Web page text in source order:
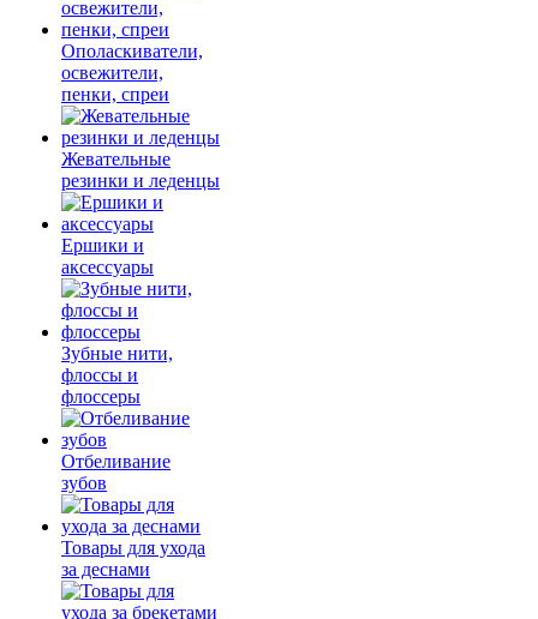
Ополаскиватели,
освежители,
пенки, спреи
Жевательные
резинки и леденцы
Ершики и
аксессуары
Зубные нити,
флоссы и
флоссеры
Отбеливание
зубов
Товары для ухода
за деснами